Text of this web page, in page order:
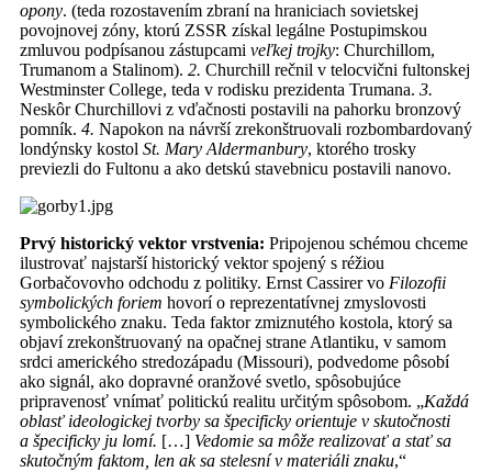
opony. (teda rozostavením zbraní na hraniciach sovietskej
povojnovej zóny, ktorú ZSSR získal legálne Postupimskou
zmluvou podpísanou zástupcami veľkej trojky: Churchillom,
Trumanom a Stalinom). 2. Churchill rečnil v telocvični fultonskej
Westminster College, teda v rodisku prezidenta Trumana. 3.
Neskôr Churchillovi z vďačnosti postavili na pahorku bronzový
pomník. 4. Napokon na návrší zrekonštruovali rozbombardovaný
londýnsky kostol St. Mary Aldermanbury, ktorého trosky
previezli do Fultonu a ako detskú stavebnicu postavili nanovo.
Prvý historický vektor vrstvenia: Pripojenou schémou chceme
ilustrovať najstarší historický vektor spojený s réžiou
Gorbačovovho odchodu z politiky. Ernst Cassirer vo Filozofii
symbolických foriem hovorí o reprezentatívnej zmyslovosti
symbolického znaku. Teda faktor zmiznutého kostola, ktorý sa
objaví zrekonštruovaný na opačnej strane Atlantiku, v samom
srdci amerického stredozápadu (Missouri), podvedome pôsobí
ako signál, ako dopravné oranžové svetlo, spôsobujúce
pripravenosť vnímať politickú realitu určitým spôsobom. „Každá
oblasť ideologickej tvorby sa špecificky orientuje v skutočnosti
a špecificky ju lomí. […] Vedomie sa môže realizovať a stať sa
skutočným faktom, len ak sa stelesní v materiáli znaku,“